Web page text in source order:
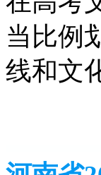
当比例
线和文